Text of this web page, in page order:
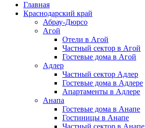
Главная
Краснодарский край
Абрау-Дюрсо
Агой
Отели в Агой
Частный сектор в Агой
Гостевые дома в Агой
Адлер
Частный сектор Адлер
Гостевые дома в Адлере
Апартаменты в Адлере
Анапа
Гостевые дома в Анапе
Гостиницы в Анапе
Частный сектор в Анапе